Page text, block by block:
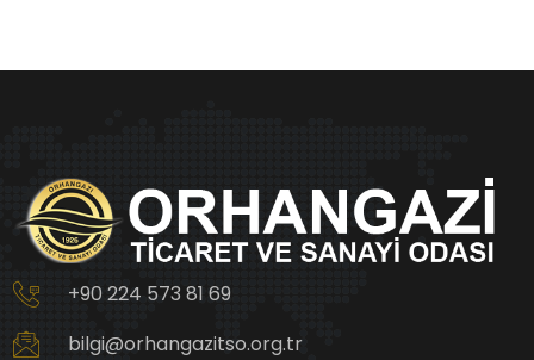
+90 224 573 81 69
bilgi@orhangazitso.org.tr